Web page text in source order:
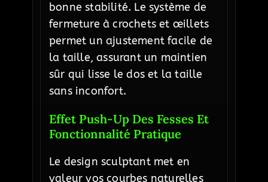
bonne stabilité. Le système de
fermeture à crochets et œillets
permet un ajustement facile de
la taille, assurant un maintien
sûr qui lisse le dos et la taille
sans inconfort.
Effet Push-Up Des Fesses Et
Fonctionnalité Pratique
Le design sculptant met en
valeur vos courbes naturelles